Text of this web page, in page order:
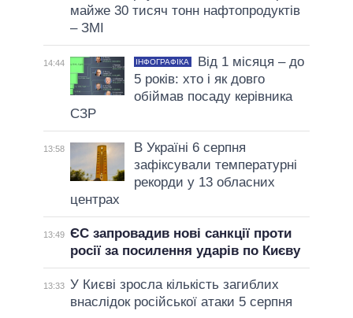
майже 30 тисяч тонн нафтопродуктів
– ЗМІ
14:44 ІНФОГРАФІКА
Від 1 місяця – до
5 років: хто і як довго
обіймав посаду керівника
СЗР
13:58
В Україні 6 серпня
зафіксували температурні
рекорди у 13 обласних
центрах
13:49 ЄС запровадив нові санкції проти
росії за посилення ударів по Києву
13:33 У Києві зросла кількість загиблих
внаслідок російської атаки 5 серпня